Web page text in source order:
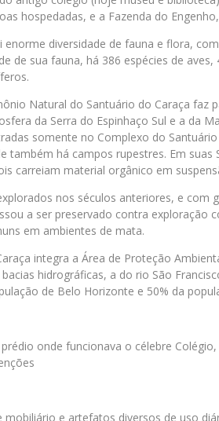
hospedadas, e a Fazenda do
enorme diversidade de fauna e flora,
de sua fauna, há 386 espécies de
Natural do Santuário do Caraça faz
da Serra do Espinhaço Sul e a da
somente no Complexo do
também há campos rupestres. Em suas
carreiam material orgânico em
nos séculos anteriores, e com
a ser preservado contra exploração
em ambientes de mata.
integra a Área de Proteção
hidrográficas, a do rio São
de Belo Horizonte e 50% da
onde funcionava o célebre
e artefatos diversos de uso